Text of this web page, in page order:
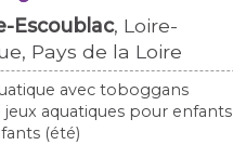
Escoublac, Loire-
Pays de la Loire
avec toboggans
jeux aquatiques pour enfants
(été)